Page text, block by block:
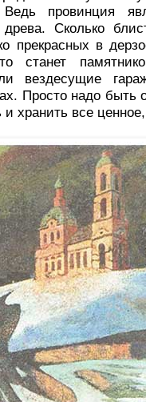
провинция
древа. Сколько
прекрасных в
станет
вездесущие
Просто надо
и хранить все